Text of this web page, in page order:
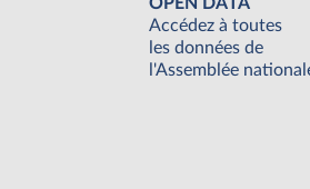
Accédez à toutes
les données de
l'Assemblée